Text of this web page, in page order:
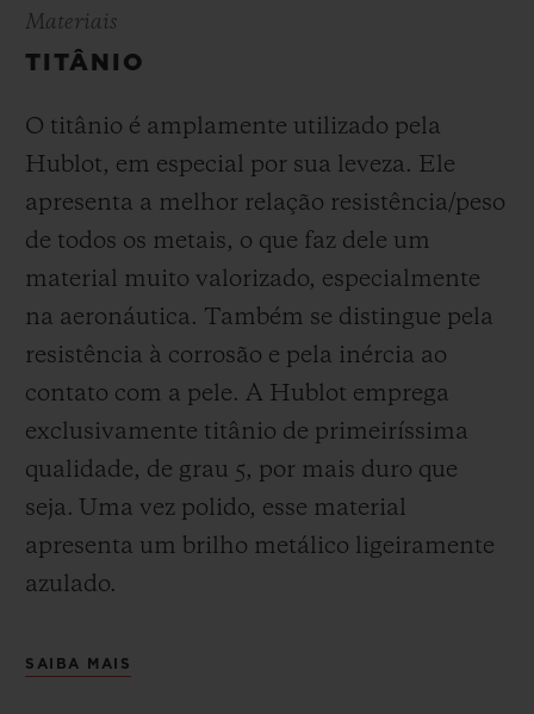
Materiais
TITÂNIO
O titânio é amplamente utilizado pela
Hublot, em especial por sua leveza. Ele
apresenta a melhor relação resistência/peso
de todos os metais, o que faz dele um
material muito valorizado, especialmente
na aeronáutica. Também se distingue pela
resistência à corrosão e pela inércia ao
contato com a pele. A Hublot emprega
exclusivamente titânio de primeiríssima
qualidade, de grau 5, por mais duro que
seja. Uma vez polido, esse material
apresenta um brilho metálico ligeiramente
azulado.
SAIBA MAIS